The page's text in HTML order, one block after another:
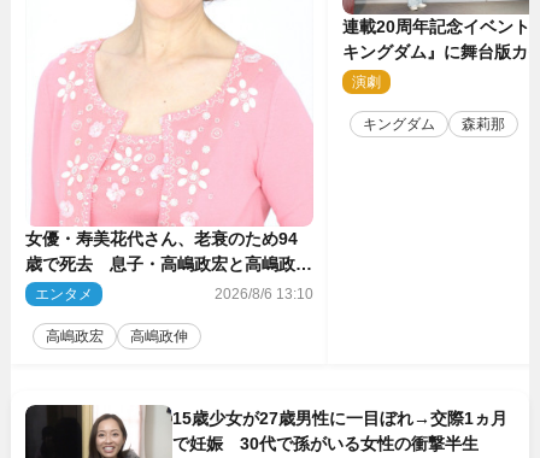
女優・寿美花代さん、老衰のため94
歳で死去 息子・高嶋政宏と高嶋政伸
がコメント「いつもユーモアを忘れな
エンタメ 2026/8/6 13:10
高嶋政宏 高嶋政伸
連載20周年記念イベント
キングダム』に舞台版カ
那が潜入！【密着レポー
演劇
キングダム 森莉那
15歳少女が27歳男性に一目ぼれ→交際1ヵ月
で妊娠 30代で孫がいる女性の衝撃半生